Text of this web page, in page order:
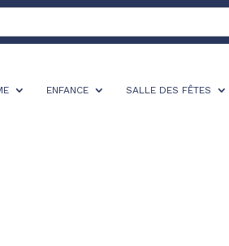
ENFANCE SALLE DES FÊTES